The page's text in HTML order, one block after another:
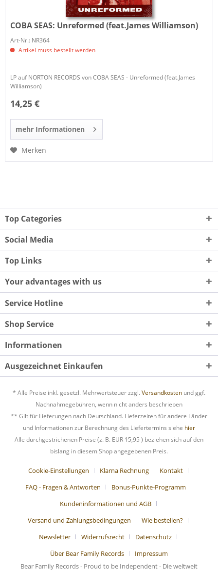
COBA SEAS: Unreformed (feat.James Williamson)
Art-Nr.: NR364
Artikel muss bestellt werden
LP auf NORTON RECORDS von COBA SEAS - Unreformed (feat.James
Williamson)
14,25 €
mehr Informationen
Merken
Top Categories
Social Media
Top Links
Your advantages with us
Service Hotline
Shop Service
Informationen
Ausgezeichnet Einkaufen
* Alle Preise inkl. gesetzl. Mehrwertsteuer zzgl. Versandkosten und ggf.
Nachnahmegebühren, wenn nicht anders beschrieben
** Gilt für Lieferungen nach Deutschland. Lieferzeiten für andere Länder
und Informationen zur Berechnung des Liefertermins siehe hier
Alle durchgestrichenen Preise (z. B. EUR15,95) beziehen sich auf den
bislang in diesem Shop angegebenen Preis.
Cookie-Einstellungen Klarna Rechnung
Kontakt
FAQ - Fragen & Antworten
Bonus-Punkte-Programm
Kundeninformationen und AGB
Versand und Zahlungsbedingungen
Wie bestellen?
Newsletter
Widerrufsrecht
Datenschutz
Über Bear Family Records
Impressum
Bear Family Records - Proud to be Independent - Die weltweit